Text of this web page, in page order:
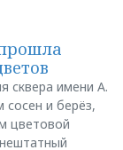
сквера имени А.
и берёз,
цветовой